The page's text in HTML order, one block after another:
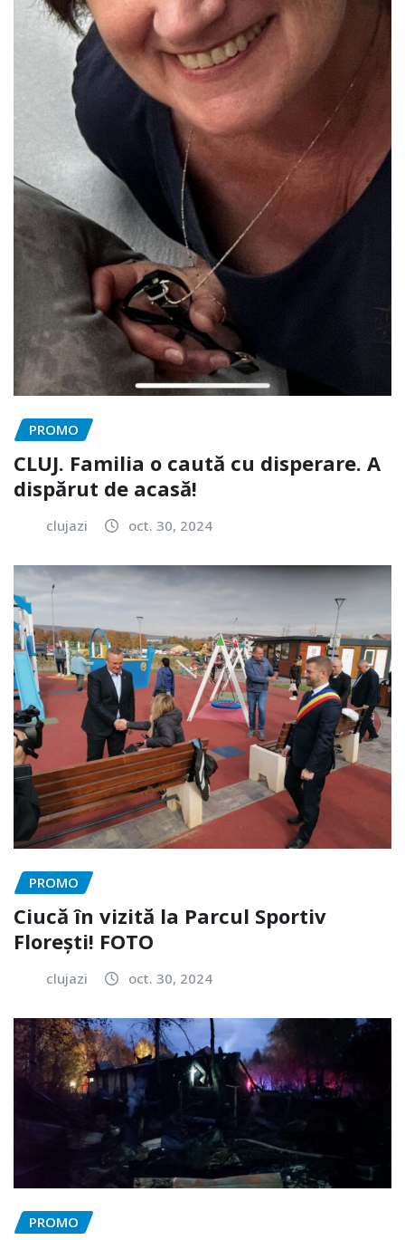
PROMO
CLUJ. Familia o caută cu disperare. A
dispărut de acasă!
clujazi oct. 30, 2024
PROMO
Ciucă în vizită la Parcul Sportiv
Florești! FOTO
clujazi oct. 30, 2024
PROMO